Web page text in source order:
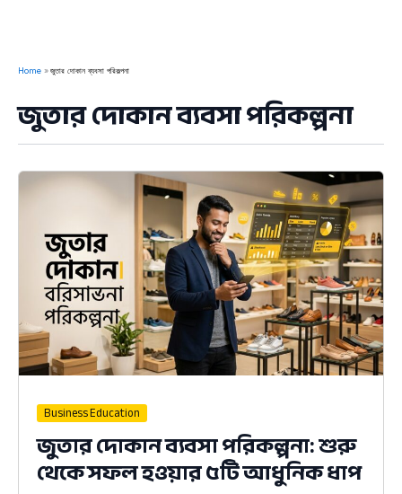
Home জুতার দোকান ব্যবসা পরিকল্পনা
জুতার দোকান ব্যবসা পরিকল্পনা
Business Education
জুতার দোকান ব্যবসা পরিকল্পনা: শুরু
থেকে সফল হওয়ার ৫টি আধুনিক ধাপ